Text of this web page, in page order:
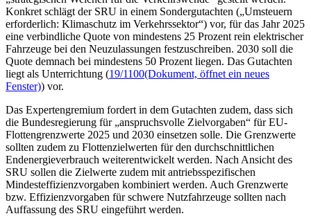
Konkret schlägt der SRU in einem Sondergutachten („Umsteuern
erforderlich: Klimaschutz im Verkehrssektor“) vor, für das Jahr 2025
eine verbindliche Quote von mindestens 25 Prozent rein elektrischer
Fahrzeuge bei den Neuzulassungen festzuschreiben. 2030 soll die
Quote demnach bei mindestens 50 Prozent liegen. Das Gutachten
liegt als Unterrichtung (19/1100(Dokument, öffnet ein neues
Fenster)) vor.
Das Expertengremium fordert in dem Gutachten zudem, dass sich
die Bundesregierung für „anspruchsvolle Zielvorgaben“ für EU-
Flottengrenzwerte 2025 und 2030 einsetzen solle. Die Grenzwerte
sollten zudem zu Flottenzielwerten für den durchschnittlichen
Endenergieverbrauch weiterentwickelt werden. Nach Ansicht des
SRU sollen die Zielwerte zudem mit antriebsspezifischen
Mindesteffizienzvorgaben kombiniert werden. Auch Grenzwerte
bzw. Effizienzvorgaben für schwere Nutzfahrzeuge sollten nach
Auffassung des SRU eingeführt werden.